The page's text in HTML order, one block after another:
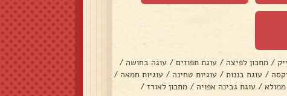
/ מתכון לפיצה / עוגת תפוזים / עוגה בחושה /
/ עוגת בננות / עוגיות טחינה / עוגיות חמאה /
/ עוגת גבינה אפויה / מתכון לאורז /